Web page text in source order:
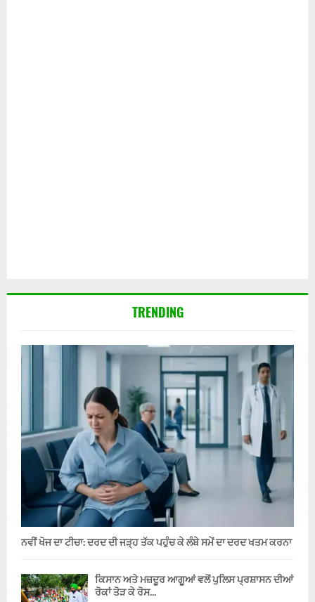
TRENDING
ਨਵੀਂ ਖੋਜ ਦਾ ਟੀਚਾ: ਦਰਦ ਦੀ ਜੜ੍ਹ ਤੱਕ ਪਹੁੰਚ ਕੇ ਲੰਬੇ ਸਮੇਂ ਦਾ ਦਰਦ ਖਤਮ ਕਰਨਾ
ਕਿਸਾਨ ਅਤੇ ਮਜ਼ਦੂਰ ਆਗੂਆਂ ਵਲੋਂ ਪੁਲਿਸ ਪ੍ਰਸ਼ਾਸਨ ਦੀਆਂ
ਰੋਕਾਂ ਤੋੜ ਕੇ ਰੋਸ...